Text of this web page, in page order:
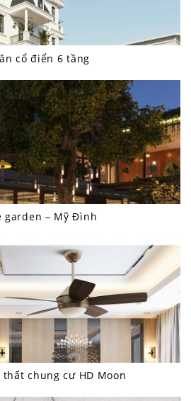
cổ điển 6 tầng
garden – Mỹ Đình
chung cư HD Moon